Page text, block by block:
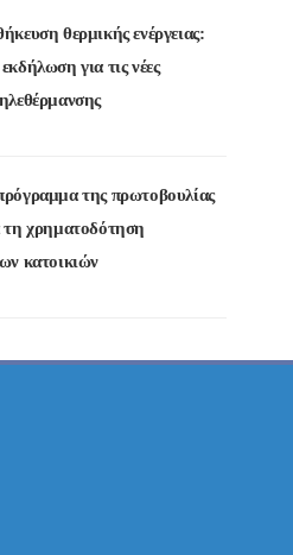
θερμικής ενέργειας:
για τις νέες
της πρωτοβουλίας
τη χρηματοδότηση
κατοικιών